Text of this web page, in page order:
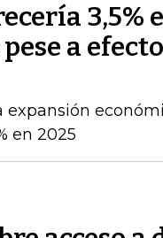
3,5%
a
en 2025